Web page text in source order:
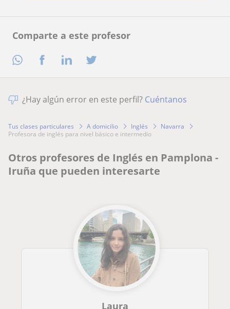
Comparte a este profesor
¿Hay algún error en este perfil? Cuéntanos
Tus clases particulares A domicilio Inglés
Navarra
profesora de inglés para nivel básico e intermedio
Otros profesores de Inglés en Pamplona -
Iruña que pueden interesarte
Laura